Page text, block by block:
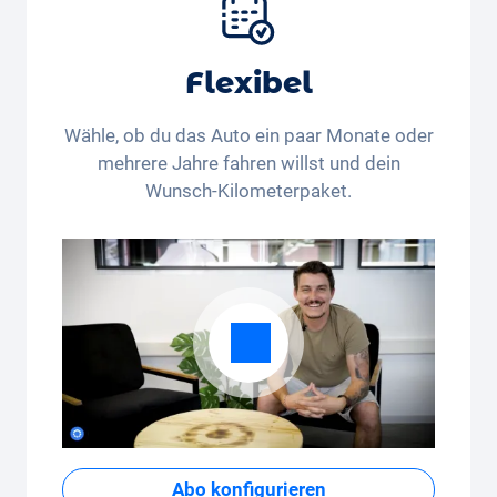
Flexibel
Wähle, ob du das Auto ein paar Monate oder
mehrere Jahre fahren willst und dein
Wunsch-Kilometerpaket.
Abo konfigurieren